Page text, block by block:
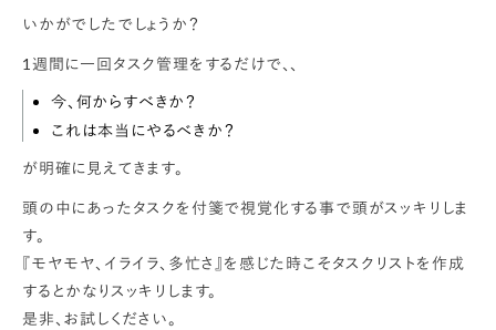
いかがでしたでしょうか？
1週間に一回タスク管理をするだけで、、
今、何からすべきか？
これは本当にやるべきか？
が明確に見えてきます。
頭の中にあったタスクを付箋で視覚化する事で頭がスッキリしま
す。
『モヤモヤ、イライラ、多忙さ』を感じた時こそタスクリストを作成
するとかなりスッキリします。
是非、お試しください。